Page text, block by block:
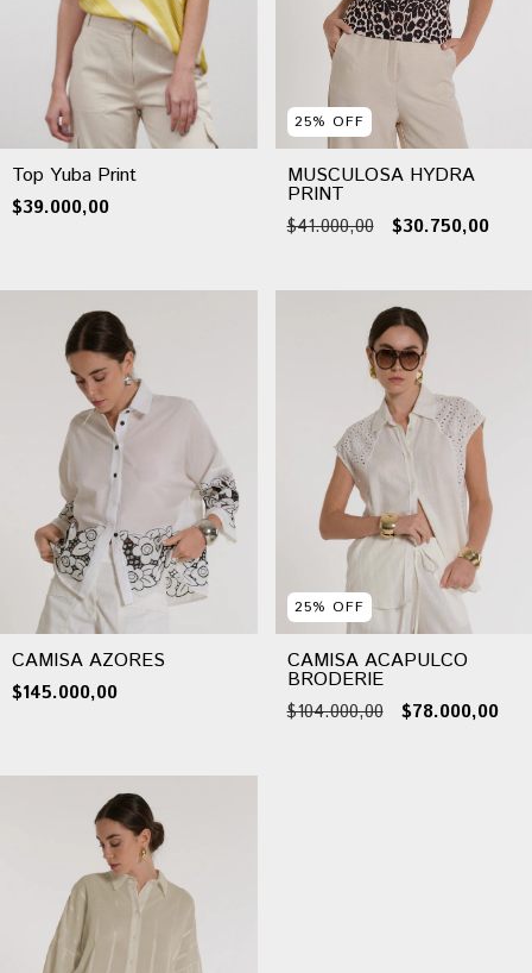
Top Yuba Print
$39.000,00
25% OFF
MUSCULOSA HYDRA
PRINT
$41.000,00 $30.750,00
CAMISA AZORES
$145.000,00
25% OFF
CAMISA ACAPULCO
BRODERIE
$104.000,00 $78.000,00